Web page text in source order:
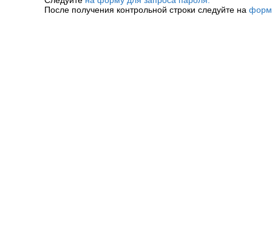
После получения контрольной строки следуйте на